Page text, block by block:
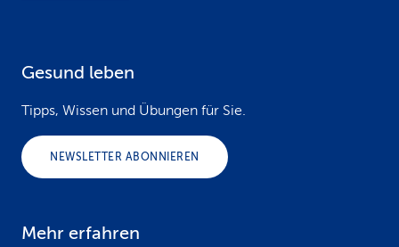
Gesund leben
Tipps, Wissen und Übungen für Sie.
NEWSLETTER ABONNIEREN
Mehr erfahren